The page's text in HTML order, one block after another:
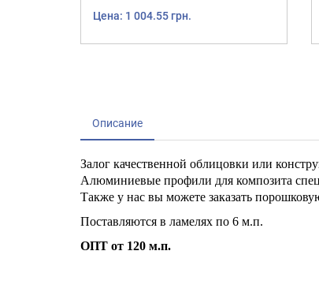
Цена: 1 004.55 грн.
Описание
Залог качественной облицовки или
Алюминиевые профили для композита
Также у нас вы можете заказать
Поставляются в ламелях по 6 м.п.
ОПТ от 120 м.п.